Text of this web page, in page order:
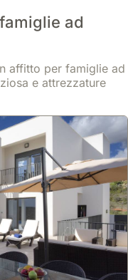
ad
affitto per famiglie ad
e attrezzature